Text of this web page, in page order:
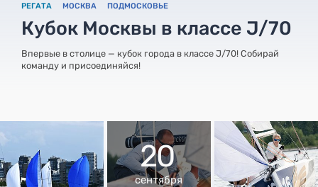
РЕГАТА МОСКВА ПОДМОСКОВЬЕ
Кубок Москвы в классе J/70
Впервые в столице — кубок города в классе J/70! Собирай
команду и присоединяйся!
20
сентября